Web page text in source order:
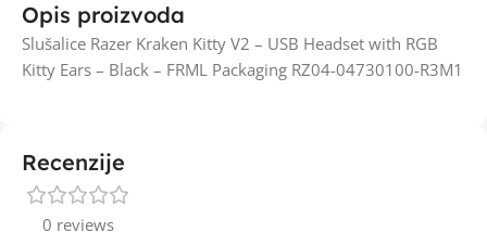
Opis proizvoda
Slušalice Razer Kraken Kitty V2 – USB Headset with RGB
Kitty Ears – Black – FRML Packaging RZ04-04730100-R3M1
Recenzije
0 reviews